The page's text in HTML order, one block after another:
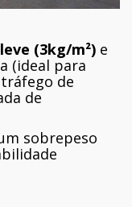
(3kg/m²) e
(ideal para
de
de
sobrepeso